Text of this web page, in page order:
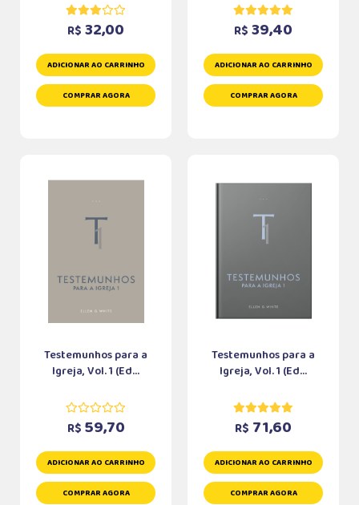
R$ 32,00
ADICIONAR AO CARRINHO
COMPRAR AGORA
R$ 39,40
ADICIONAR AO CARRINHO
COMPRAR AGORA
Testemunhos para a
Igreja, Vol. 1 (Ed...
R$ 59,70
ADICIONAR AO CARRINHO
COMPRAR AGORA
Testemunhos para a
Igreja, Vol. 1 (Ed...
R$ 71,60
ADICIONAR AO CARRINHO
COMPRAR AGORA